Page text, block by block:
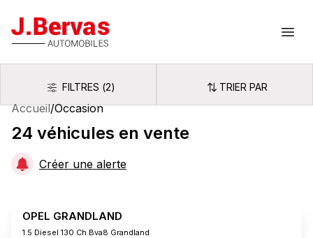
J.Bervas
FiltresFILTRES (2) Trier par
TRIER PAR
Accueil/Occasion
24 véhicules en vente
Créer une alerte
OPEL GRANDLAND
1.5 Diesel 130 Ch Bva8 Grandland